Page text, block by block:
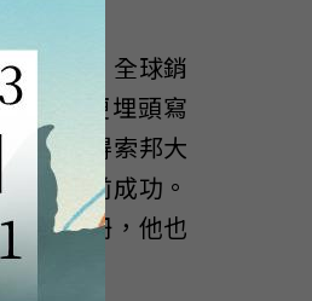
曲」等，全球銷
歲起便埋頭寫
究，取得索邦大
獲空前成功。
三百萬冊，他也